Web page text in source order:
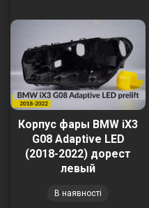
Корпус фары BMW iX3
G08 Adaptive LED
(2018-2022) дорест
левый
В наявності